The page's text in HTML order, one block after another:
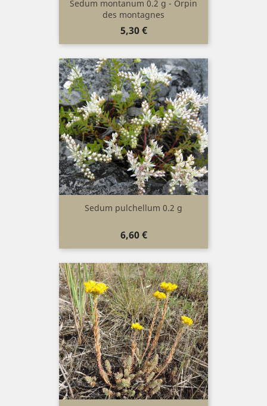
Sedum montanum 0.2 g - Orpin
des montagnes
Prix
5,30 €
Sedum pulchellum 0.2 g
Prix
6,60 €